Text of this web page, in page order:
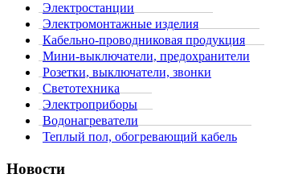
Электростанции
Электромонтажные изделия
Кабельно-проводниковая продукция
Мини-выключатели, предохранители
Розетки, выключатели, звонки
Светотехника
Электроприборы
Водонагреватели
Теплый пол, обогревающий кабель
Новости